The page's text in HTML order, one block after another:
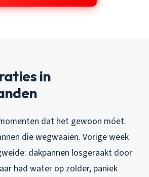
in
dat het gewoon móet.
die wegwaaien. Vorige week
dakpannen losgeraakt door
had water op zolder, paniek